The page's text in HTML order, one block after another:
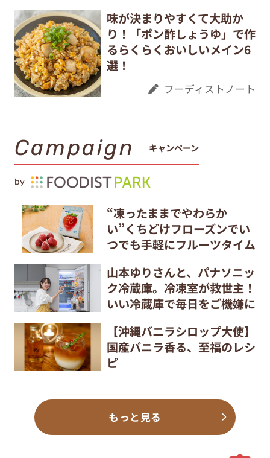
味が決まりやすくて大助か
り！「ポン酢しょうゆ」で作
るらくらくおいしいメイン6
選！
フーディストノート
Campaign キャンペーン
by
“凍ったままでやわらか
い”くちどけフローズンでい
つでも手軽にフルーツタイム
山本ゆりさんと、パナソニッ
ク冷蔵庫。冷凍室が救世主！
いい冷蔵庫で毎日をご機嫌に
【沖縄バニラシロップ大使】
国産バニラ香る、至福のレシ
ピ
もっと見る